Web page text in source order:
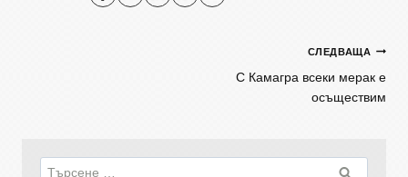
СЛЕДВАЩА
С Камагра всеки мерак е
осъществим